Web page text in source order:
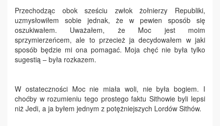
Przechodząc obok sześciu zwłok żołnierzy Republiki,
uzmysłowiłem sobie jednak, że w pewien sposób się
oszukiwałem. Uważałem, że Moc jest moim
sprzymierzeńcem, ale to przecież ja decydowałem w jaki
sposób będzie mi ona pomagać. Moja chęć nie była tylko
sugestią – była rozkazem.
W ostateczności Moc nie miała woli, nie była bogiem. I
choćby w rozumieniu tego prostego faktu Sithowie byli lepsi
niż Jedi, a ja byłem jednym z potężniejszych Lordów Sithów.